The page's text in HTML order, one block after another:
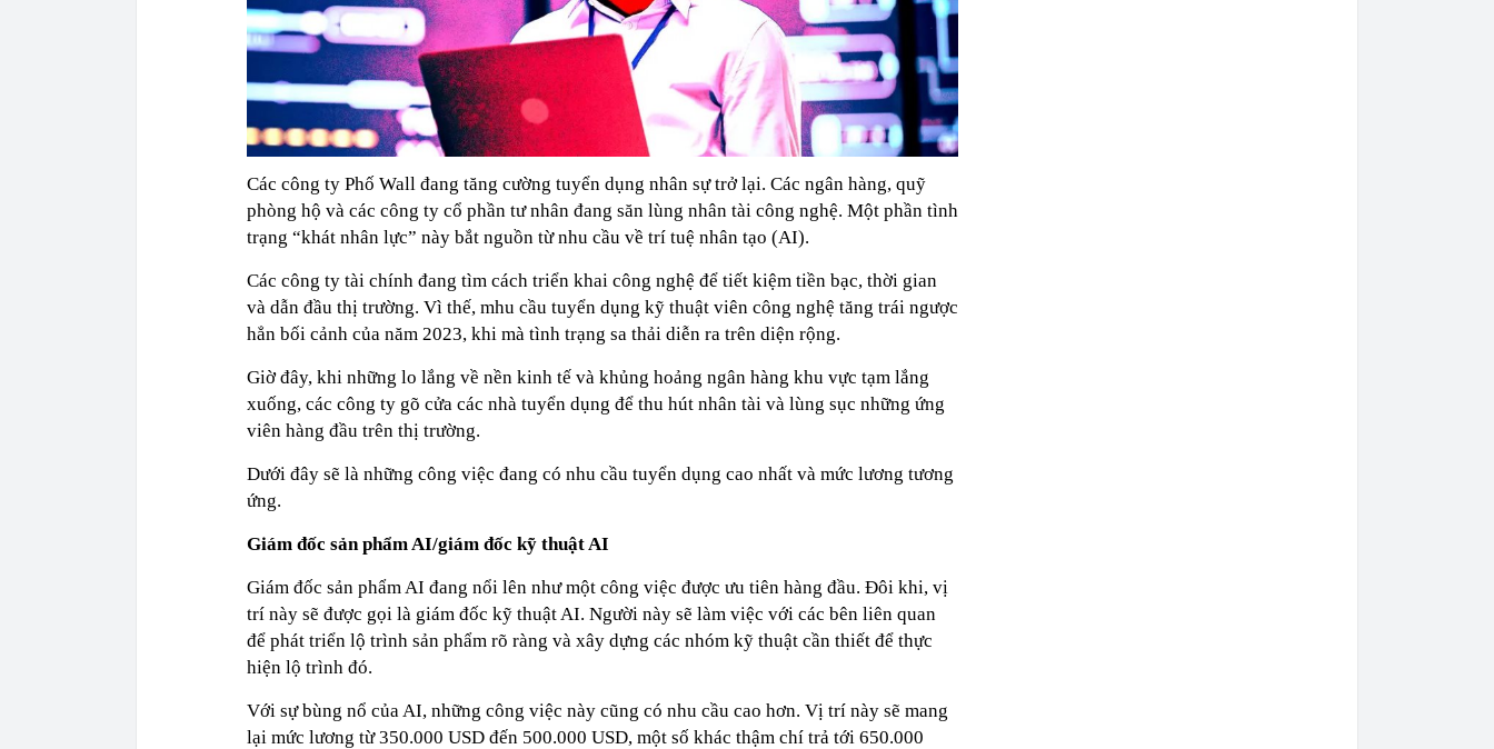
Các công ty Phố Wall đang tăng cường tuyển dụng nhân sự trở lại. Các ngân hàng, quỹ
phòng hộ và các công ty cổ phần tư nhân đang săn lùng nhân tài công nghệ. Một phần tình
trạng “khát nhân lực” này bắt nguồn từ nhu cầu về trí tuệ nhân tạo (AI).
Các công ty tài chính đang tìm cách triển khai công nghệ để tiết kiệm tiền bạc, thời gian
và dẫn đầu thị trường. Vì thế, mhu cầu tuyển dụng kỹ thuật viên công nghệ tăng trái ngược
hẳn bối cảnh của năm 2023, khi mà tình trạng sa thải diễn ra trên diện rộng.
Giờ đây, khi những lo lắng về nền kinh tế và khủng hoảng ngân hàng khu vực tạm lắng
xuống, các công ty gõ cửa các nhà tuyển dụng để thu hút nhân tài và lùng sục những ứng
viên hàng đầu trên thị trường.
Dưới đây sẽ là những công việc đang có nhu cầu tuyển dụng cao nhất và mức lương tương
ứng.
Giám đốc sản phẩm AI/giám đốc kỹ thuật AI
Giám đốc sản phẩm AI đang nổi lên như một công việc được ưu tiên hàng đầu. Đôi khi, vị
trí này sẽ được gọi là giám đốc kỹ thuật AI. Người này sẽ làm việc với các bên liên quan
để phát triển lộ trình sản phẩm rõ ràng và xây dựng các nhóm kỹ thuật cần thiết để thực
hiện lộ trình đó.
Với sự bùng nổ của AI, những công việc này cũng có nhu cầu cao hơn. Vị trí này sẽ mang
lại mức lương từ 350.000 USD đến 500.000 USD, một số khác thậm chí trả tới 650.000